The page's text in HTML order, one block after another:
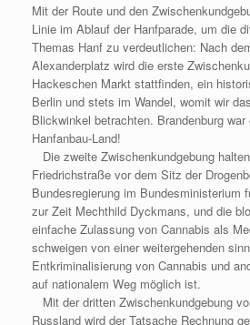
Mit der Route und den
Linie im Ablauf der Hanfparade, um die
Themas Hanf zu verdeutlichen: Nach
Alexanderplatz wird die erste
Hackeschen Markt stattfinden, ein
Berlin und stets im Wandel, womit wir
Blickwinkel betrachten. Brandenburg war
Hanfanbau-Land!
Die zweite Zwischenkundgebung
Friedrichstraße vor dem Sitz der
Bundesregierung im Bundesministerium
zur Zeit Mechthild Dyckmans, und die
einfache Zulassung von Cannabis als
schweigen von einer weitergehenden
Entkriminalisierung von Cannabis und
auf nationalem Weg möglich ist.
Mit der dritten Zwischenkundgebung
Russland wird der Tatsache Rechnung